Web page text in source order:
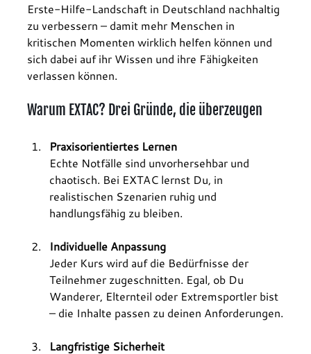
Erste-Hilfe-Landschaft in Deutschland nachhaltig
zu verbessern – damit mehr Menschen in
kritischen Momenten wirklich helfen können und
sich dabei auf ihr Wissen und ihre Fähigkeiten
verlassen können.
Warum EXTAC? Drei Gründe, die überzeugen
Praxisorientiertes Lernen
Echte Notfälle sind unvorhersehbar und
chaotisch. Bei EXTAC lernst Du, in
realistischen Szenarien ruhig und
handlungsfähig zu bleiben.
Individuelle Anpassung
Jeder Kurs wird auf die Bedürfnisse der
Teilnehmer zugeschnitten. Egal, ob Du
Wanderer, Elternteil oder Extremsportler bist
– die Inhalte passen zu deinen Anforderungen.
Langfristige Sicherheit